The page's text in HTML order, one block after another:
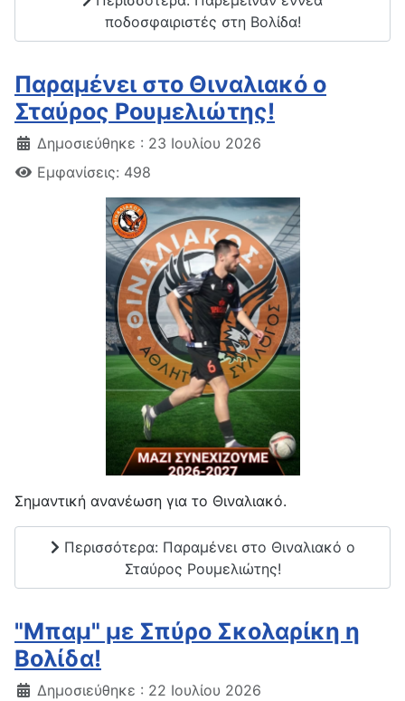
ποδοσφαιριστές στη Βολίδα!
Παραμένει στο Θιναλιακό ο
Σταύρος Ρουμελιώτης!
Δημοσιεύθηκε : 23 Ιουλίου 2026
Εμφανίσεις: 498
Σημαντική ανανέωση για το Θιναλιακό.
Περισσότερα: Παραμένει στο Θιναλιακό ο
Σταύρος Ρουμελιώτης!
"Μπαμ" με Σπύρο Σκολαρίκη η
Βολίδα!
Δημοσιεύθηκε : 22 Ιουλίου 2026